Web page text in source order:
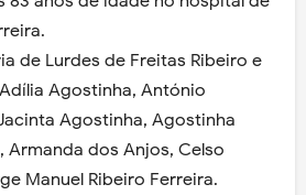
de Lurdes de Freitas Ribeiro e
Agostinha, António
Agostinha, Agostinha
Armanda dos Anjos, Celso
Manuel Ribeiro Ferreira.